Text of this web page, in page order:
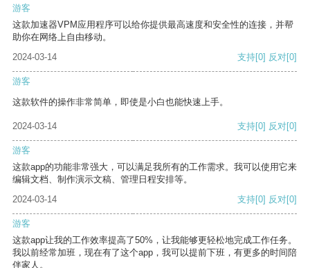
游客
这款加速器VPM应用程序可以给你提供最高速度和安全性的连接，并帮
助你在网络上自由移动。
2024-03-14
支持[0] 反对[0]
游客
这款软件的操作非常简单，即使是小白也能快速上手。
2024-03-14 支持[0] 反对[0]
游客
这款app的功能非常强大，可以满足我所有的工作需求。我可以使用它来
编辑文档、制作演示文稿、管理日程安排等。
2024-03-14
支持[0] 反对[0]
游客
这款app让我的工作效率提高了50%，让我能够更轻松地完成工作任务。
我以前经常加班，现在有了这个app，我可以提前下班，有更多的时间陪
伴家人。